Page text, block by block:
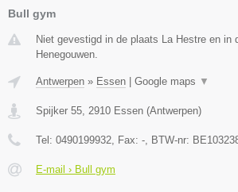
Bull gym
Niet gevestigd in de plaats La Hestre en in
Henegouwen.
Antwerpen » Essen Google maps ▼
Spijker 55, 2910 Essen (Antwerpen)
Tel: 0490199932, Fax: -, BTW-nr:
E-mail › Bull gym